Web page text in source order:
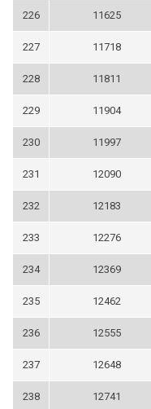
226 11625
227 11718
228 11811
229 11904
230 11997
231 12090
232 12183
233 12276
234 12369
235 12462
236 12555
237 12648
238 12741